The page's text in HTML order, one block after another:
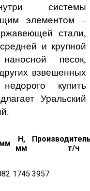
системы
элементом –
стали,
и крупной
песок,
взвешенных
купить
Уральский
H,
мм
т/ч
1745 3957